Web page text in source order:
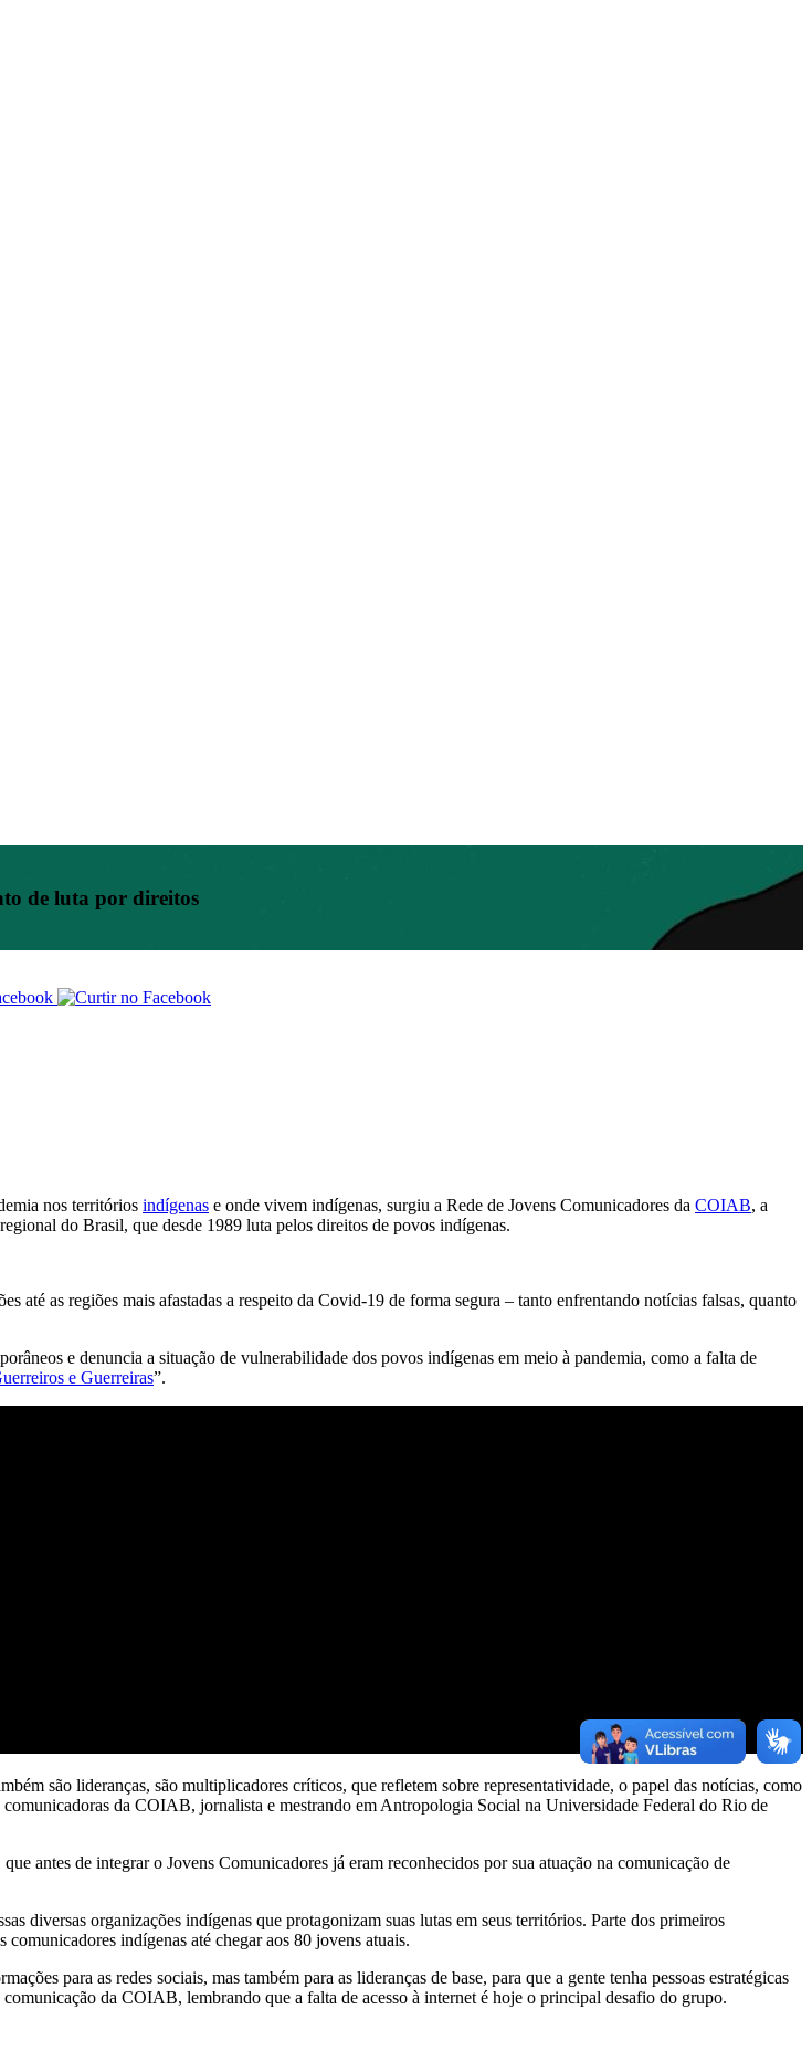
de luta por direitos
nos territórios indígenas e onde vivem indígenas, surgiu a Rede de Jovens Comunicadores da COIAB, a
do Brasil, que desde 1989 luta pelos direitos de povos indígenas.
as regiões mais afastadas a respeito da Covid-19 de forma segura – tanto enfrentando notícias falsas, quanto
e denuncia a situação de vulnerabilidade dos povos indígenas em meio à pandemia, como a falta de
e Guerreiras”.
são lideranças, são multiplicadores críticos, que refletem sobre representatividade, o papel das notícias, como
da COIAB, jornalista e mestrando em Antropologia Social na Universidade Federal do Rio de
antes de integrar o Jovens Comunicadores já eram reconhecidos por sua atuação na comunicação de
diversas organizações indígenas que protagonizam suas lutas em seus territórios. Parte dos primeiros
indígenas até chegar aos 80 jovens atuais.
para as redes sociais, mas também para as lideranças de base, para que a gente tenha pessoas estratégicas
da COIAB, lembrando que a falta de acesso à internet é hoje o principal desafio do grupo.